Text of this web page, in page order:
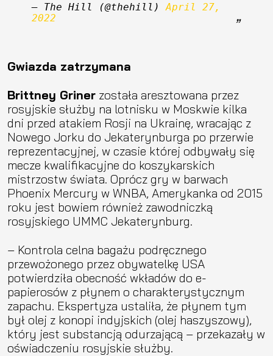
— The Hill (@thehill) April 27,
2022
Gwiazda zatrzymana
Brittney Griner została aresztowana przez
rosyjskie służby na lotnisku w Moskwie kilka
dni przed atakiem Rosji na Ukrainę, wracając z
Nowego Jorku do Jekaterynburga po przerwie
reprezentacyjnej, w czasie której odbywały się
mecze kwalifikacyjne do koszykarskich
mistrzostw świata. Oprócz gry w barwach
Phoenix Mercury w WNBA, Amerykanka od 2015
roku jest bowiem również zawodniczką
rosyjskiego UMMC Jekaterynburg.
– Kontrola celna bagażu podręcznego
przewożonego przez obywatelkę USA
potwierdziła obecność wkładów do e-
papierosów z płynem o charakterystycznym
zapachu. Ekspertyza ustaliła, że płynem tym
był olej z konopi indyjskich (olej haszyszowy),
który jest substancją odurzającą – przekazały w
oświadczeniu rosyjskie służby.